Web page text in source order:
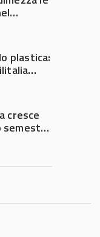
plastica:
cresce
semestre